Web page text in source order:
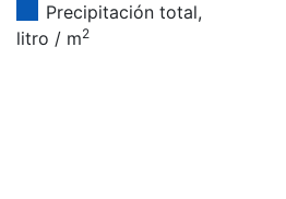
Precipitación total,
litro / m2